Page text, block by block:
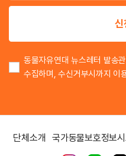
신
동물자유연대 뉴스레터 발송
수집하며, 수신거부시까지 이
단체소개 국가동물보호정보